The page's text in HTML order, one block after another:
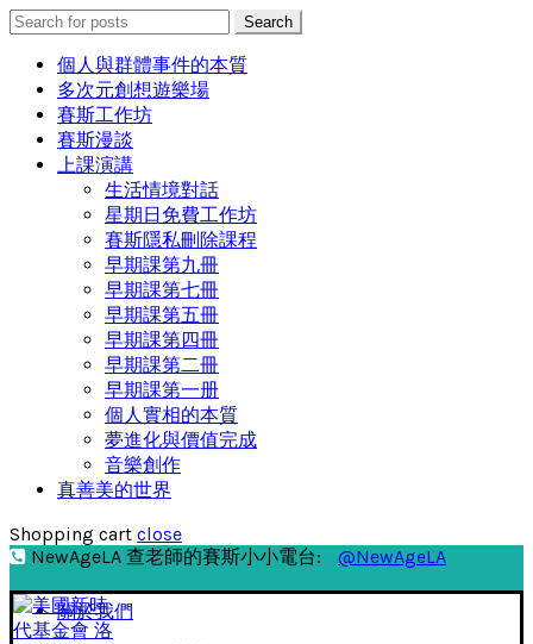
Search
for:
Search
個人與群體事件的本質
多次元創想遊樂場
賽斯工作坊
賽斯漫談
上課演講
生活情境對話
星期日免費工作坊
賽斯隱私刪除課程
早期課第九冊
早期課第七冊
早期課第五冊
早期課第四冊
早期課第二冊
早期課第一册
個人實相的本質
夢進化與價值完成
音樂創作
真善美的世界
Shopping cart close
NewAgeLA 查老師的賽斯小小電台:
@NewAgeLA
關於我們